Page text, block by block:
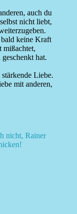
auch du
nicht liebt,
bald keine Kraft
mißachtet,
hat.
Liebe.
mit anderen,
nicht, Rainer